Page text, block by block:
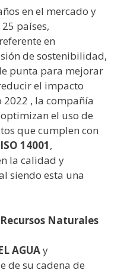
en el mercado y
países,
en
de sostenibilidad,
punta para mejorar
el impacto
, la compañía
el uso de
que cumplen con
ISO 14001,
la calidad y
siendo esta una
Naturales
AGUAy
de su cadena de